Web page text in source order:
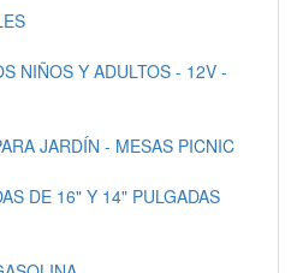
NIÑOS Y ADULTOS - 12V -
JARDÍN - MESAS PICNIC
DE 16" Y 14" PULGADAS